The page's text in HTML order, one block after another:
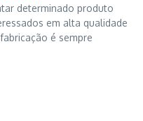
determinado produto
em alta qualidade
é sempre